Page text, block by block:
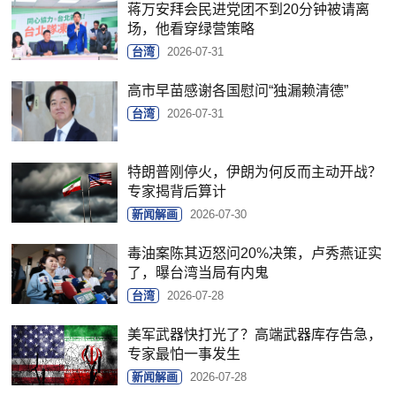
蒋万安拜会民进党团不到20分钟被请离
场，他看穿绿营策略
台湾 2026-07-31
高市早苗感谢各国慰问“独漏赖清德”
台湾 2026-07-31
特朗普刚停火，伊朗为何反而主动开战？
专家揭背后算计
新闻解画 2026-07-30
毒油案陈其迈怒问20%决策，卢秀燕证实
了，曝台湾当局有内鬼
台湾 2026-07-28
美军武器快打光了？高端武器库存告急，
专家最怕一事发生
新闻解画 2026-07-28